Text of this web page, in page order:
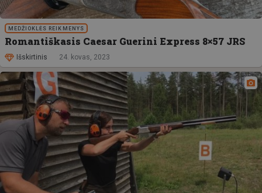
MEDŽIOKLĖS REIKMENYS
Romantiškasis Caesar Guerini Express 8×57 JRS
Išskirtinis 24. kovas, 2023